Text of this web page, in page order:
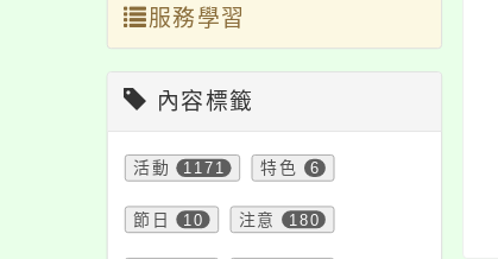
服務學習
內容標籤
活動 1171 特色 6
節日 10 注意 180